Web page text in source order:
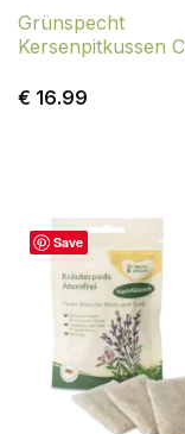
Grünspecht
Kersenpitkussen
€ 16.99
Save